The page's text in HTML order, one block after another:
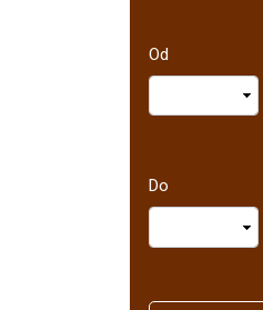
Od
Do